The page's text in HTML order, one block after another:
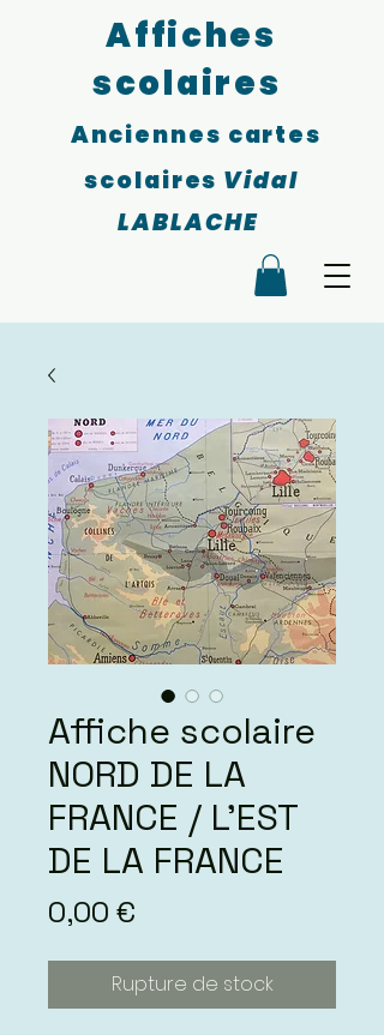
Affiches
scolaires
Anciennes cartes
scolaires Vidal
LABLACHE
Affiche scolaire
NORD DE LA
FRANCE / L’EST
DE LA FRANCE
0,00 €
Rupture de stock